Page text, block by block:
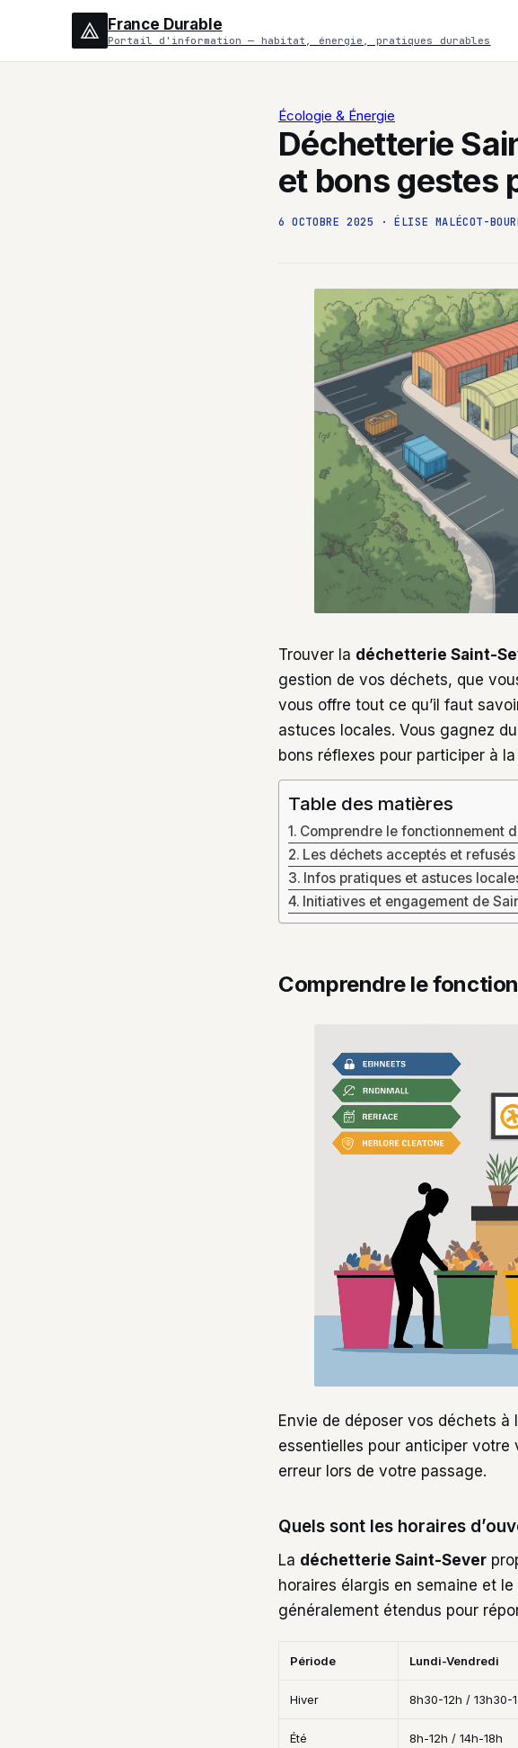
France Durable
Portail d'information — habitat, énergie, pratiques durables
Écologie & Énergie
Déchetterie
et bons gestes
6 OCTOBRE 2025 · ÉLISE MALÉCOT-
Trouver la déchetterie Saint-
gestion de vos déchets, que
vous offre tout ce qu’il faut
astuces locales. Vous gagnez
bons réflexes pour participer à
Table des matières
Comprendre le fonctionnement
Les déchets acceptés et
Infos pratiques et astuces
Initiatives et engagement de
Comprendre le
Envie de déposer vos déchets
essentielles pour anticiper
erreur lors de votre passage.
Quels sont les horaires
La déchetterie Saint-Sever
horaires élargis en semaine et
généralement étendus pour
Période Lundi-Vendredi
Hiver 8h30-12h / 13h30-
Été 8h-12h / 14h-18h